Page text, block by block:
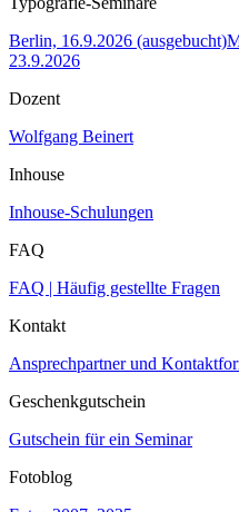
Berlin, 16.9.2026 (ausgebucht)
23.9.2026
Dozent
Wolfgang Beinert
Inhouse
Inhouse-Schulungen
FAQ
FAQ | Häufig gestellte Fragen
Kontakt
Ansprechpartner und
Geschenkgutschein
Gutschein für ein Seminar
Fotoblog